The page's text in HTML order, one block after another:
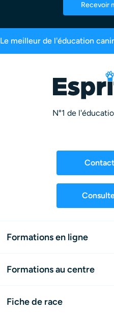
Recevoir
Plus de 200
N°1 de
Formations en ligne
Formations au centre
Fiche de race